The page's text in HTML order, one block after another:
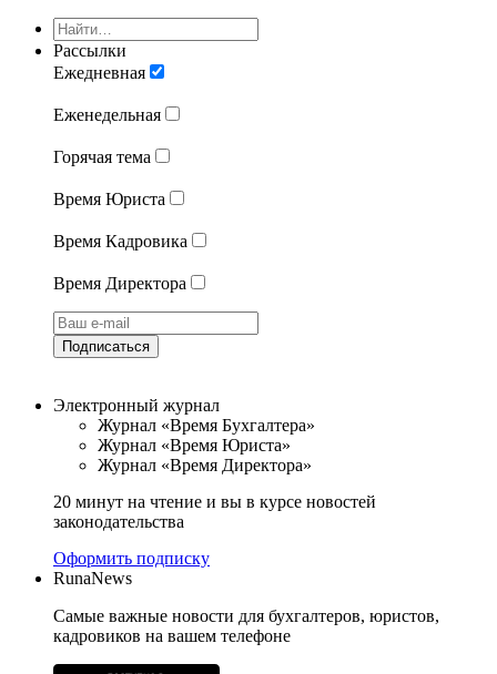
Рассылки
Ежедневная
Еженедельная
Горячая тема
Время Юриста
Время Кадровика
Время Директора
Подписаться
Электронный журнал
Журнал «Время Бухгалтера»
Журнал «Время Юриста»
Журнал «Время Директора»
20 минут на чтение и вы в курсе новостей
законодательства
Оформить подписку
RunaNews
Самые важные новости для бухгалтеров, юристов,
кадровиков на вашем телефоне